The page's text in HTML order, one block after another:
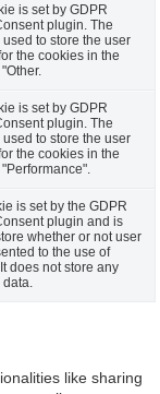
is set by GDPR
plugin. The
to store the user
the cookies in the
is set by GDPR
plugin. The
to store the user
the cookies in the
is set by the GDPR
plugin and is
whether or not user
to the use of
does not store any
like sharing